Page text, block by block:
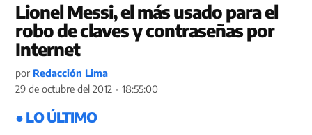
Lionel Messi, el más usado para el
robo de claves y contraseñas por
Internet
por Redacción Lima
29 de octubre del 2012 - 18:55:00
● LO ÚLTIMO